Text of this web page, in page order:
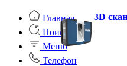
Главная
Поиск
Меню
Телефон
3D